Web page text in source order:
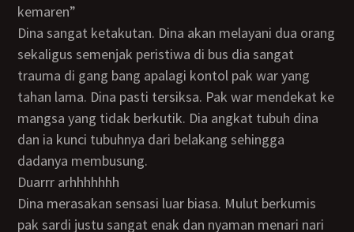
kemaren”
Dina sangat ketakutan. Dina akan melayani dua orang
sekaligus semenjak peristiwa di bus dia sangat
trauma di gang bang apalagi kontol pak war yang
tahan lama. Dina pasti tersiksa. Pak war mendekat ke
mangsa yang tidak berkutik. Dia angkat tubuh dina
dan ia kunci tubuhnya dari belakang sehingga
dadanya membusung.
Duarrr arhhhhhhh
Dina merasakan sensasi luar biasa. Mulut berkumis
pak sardi justu sangat enak dan nyaman menari nari